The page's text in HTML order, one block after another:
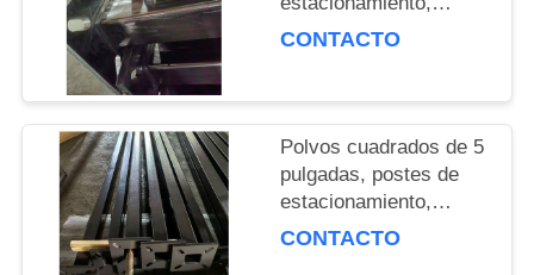
SITIO
PRIVACY
POLICY
postes de luz, postes
CONTACTO
Polvos cuadrados de 5
pulgadas, postes de
estacionamiento,
postes de luz, postes
CONTACTO